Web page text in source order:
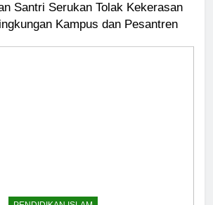
Santri Serukan Tolak Kekerasan
Kampus dan Pesantren